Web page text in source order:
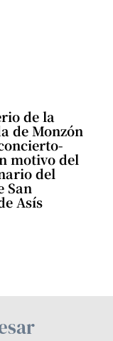
de la
de Monzón
motivo del
del
San
Asís